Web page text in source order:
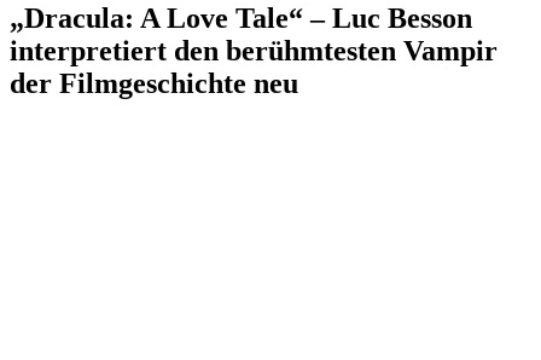
„Dracula: A Love Tale“ – Luc Besson
interpretiert den berühmtesten Vampir
der Filmgeschichte neu